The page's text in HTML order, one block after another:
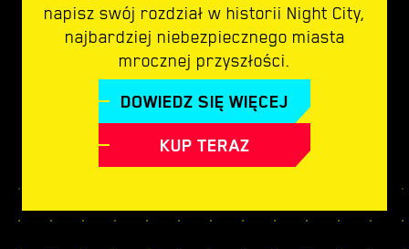
napisz swój rozdział w historii Night City,
najbardziej niebezpiecznego miasta
mrocznej przyszłości.
DOWIEDZ SIĘ WIĘCEJ
KUP TERAZ